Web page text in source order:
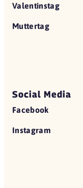
Valentinstag
Muttertag
Social Media
Facebook
Instagram